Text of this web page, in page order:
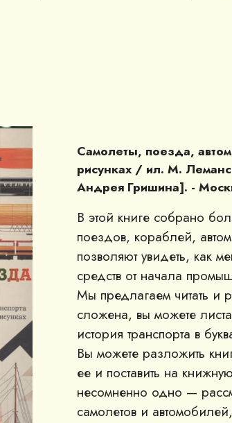
Самолеты, поезда,
рисунках / ил. М.
Андрея Гришина]. -
В этой книге собрано
поездов, кораблей,
позволяют увидеть, как
средств от начала
Мы предлагаем читать и
сложена, вы можете
история транспорта в
Вы можете разложить
ее и поставить на
несомненно одно —
самолетов и